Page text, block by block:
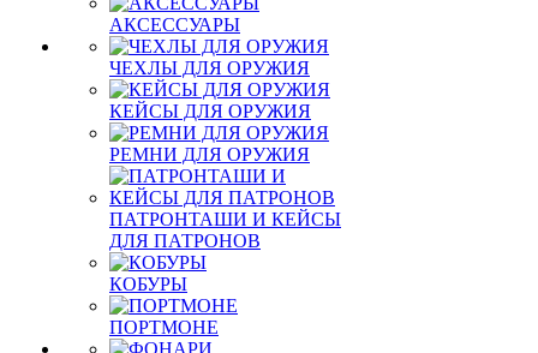
АКСЕССУАРЫ
ЧЕХЛЫ ДЛЯ ОРУЖИЯ
КЕЙСЫ ДЛЯ ОРУЖИЯ
РЕМНИ ДЛЯ ОРУЖИЯ
ПАТРОНТАШИ И КЕЙСЫ
ДЛЯ ПАТРОНОВ
КОБУРЫ
ПОРТМОНЕ